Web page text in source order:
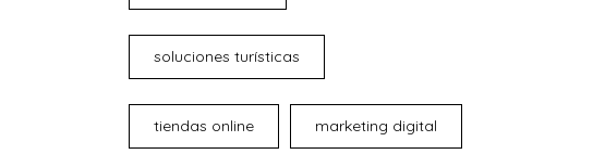
soluciones turísticas
tiendas online marketing digital